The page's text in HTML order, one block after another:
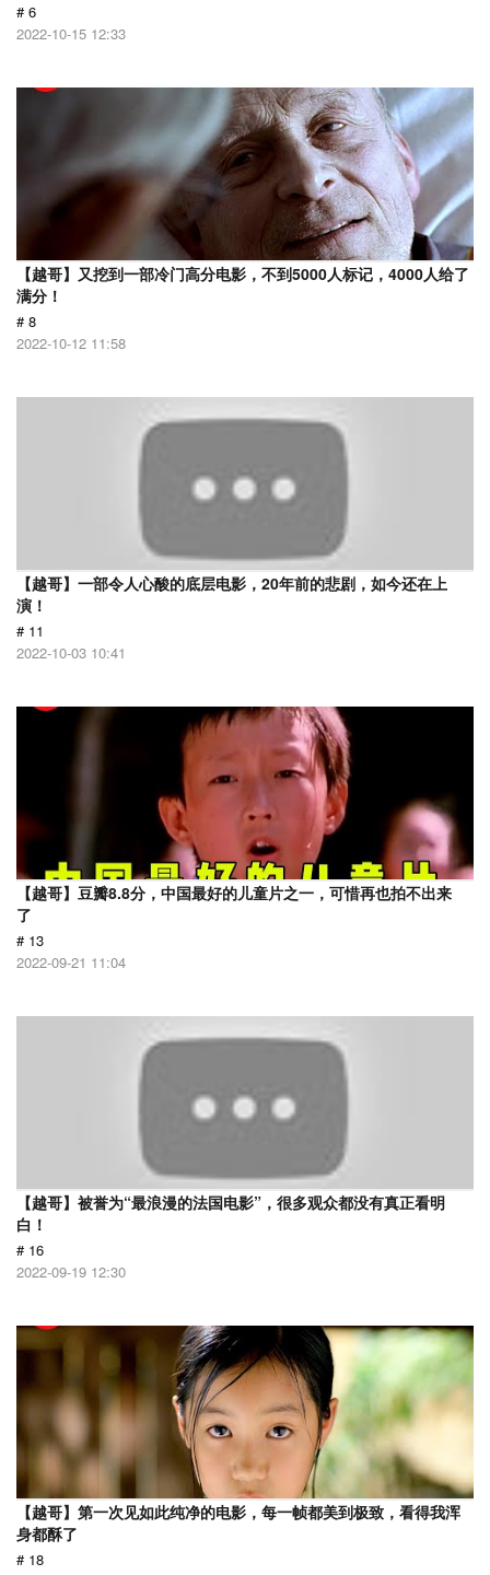
# 6
2022-10-15 12:33
【越哥】又挖到一部冷门高分电影，不到5000人标记，4000人给了
满分！
# 8
2022-10-12 11:58
【越哥】一部令人心酸的底层电影，20年前的悲剧，如今还在上
演！
# 11
2022-10-03 10:41
【越哥】豆瓣8.8分，中国最好的儿童片之一，可惜再也拍不出来
了
# 13
2022-09-21 11:04
【越哥】被誉为“最浪漫的法国电影”，很多观众都没有真正看明
白！
# 16
2022-09-19 12:30
【越哥】第一次见如此纯净的电影，每一帧都美到极致，看得我浑
身都酥了
# 18